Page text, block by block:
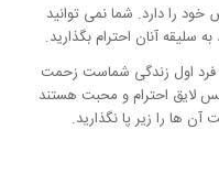
را دارد. شما نمی توانید
سلیقه آنان احترام بگذارید.
فرد اول زندگی شماست زحمت
پس لایق احترام و محبت هستند
ها را زیر پا نگذارید.